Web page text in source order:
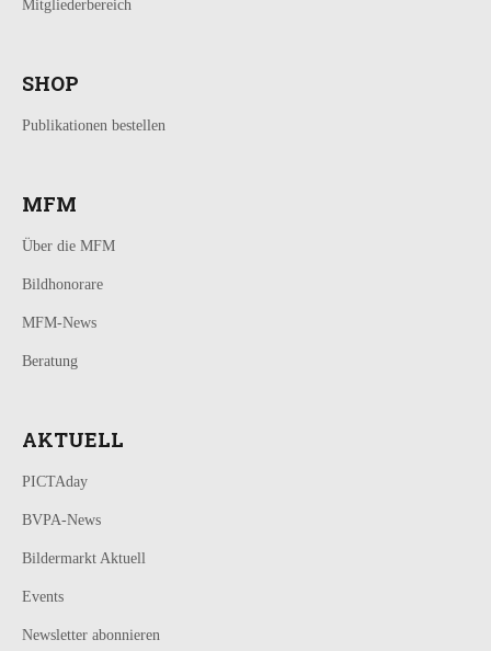
Mitgliederbereich
SHOP
Publikationen bestellen
MFM
Über die MFM
Bildhonorare
MFM-News
Beratung
AKTUELL
PICTAday
BVPA-News
Bildermarkt Aktuell
Events
Newsletter abonnieren